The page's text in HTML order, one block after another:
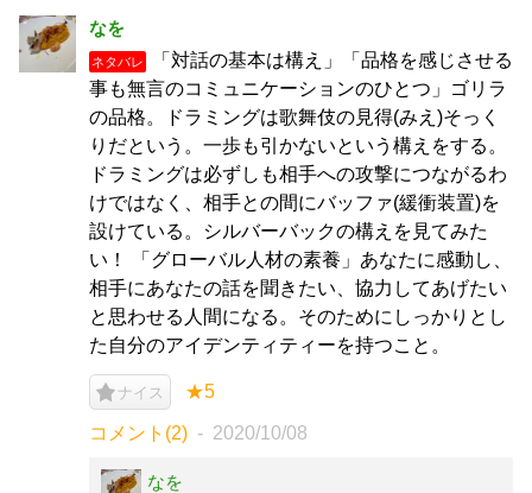
なを
ネタバレ
「対話の基本は構え」「品格を感じさせる
事も無言のコミュニケーションのひとつ」ゴリラ
の品格。ドラミングは歌舞伎の見得(みえ)そっく
りだという。一歩も引かないという構えをする。
ドラミングは必ずしも相手への攻撃につながるわ
けではなく、相手との間にバッファ(緩衝装置)を
設けている。シルバーバックの構えを見てみた
い！ 「グローバル人材の素養」あなたに感動し、
相手にあなたの話を聞きたい、協力してあげたい
と思わせる人間になる。そのためにしっかりとし
た自分のアイデンティティーを持つこと。
ナイス ★5
コメント(2) 2020/10/08
なを